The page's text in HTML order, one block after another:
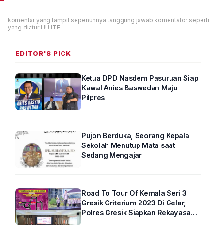
komentar yang tampil sepenuhnya tanggung jawab komentator seperti
yang diatur UU ITE
EDITOR'S PICK
Ketua DPD Nasdem Pasuruan Siap
Kawal Anies Baswedan Maju
Pilpres
Pujon Berduka, Seorang Kepala
Sekolah Menutup Mata saat
Sedang Mengajar
Road To Tour Of Kemala Seri 3
Gresik Criterium 2023 Di Gelar,
Polres Gresik Siapkan Rekayasa